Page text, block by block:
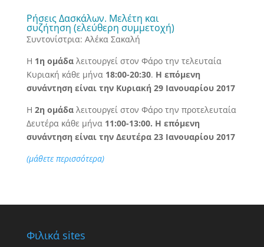
Ρήσεις Δασκάλων. Μελέτη και
συζήτηση (ελεύθερη συμμετοχή)
Συντονίστρια: Αλέκα Σακαλή
Η 1η ομάδα λειτουργεί στον Φάρο την τελευταία
Κυριακή κάθε μήνα 18:00-20:30. Η επόμενη
συνάντηση είναι την Κυριακή 29 Ιανουαρίου 2017
Η 2η ομάδα λειτουργεί στον Φάρο την προτελευταία
Δευτέρα κάθε μήνα 11:00-13:00. Η επόμενη
συνάντηση είναιτην Δευτέρα 23 Ιανουαρίου 2017
(μάθετε περισσότερα)
Φιλικά sites